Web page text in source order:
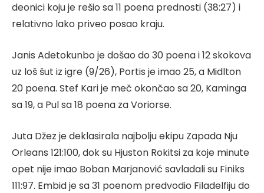
deonici koju je rešio sa 11 poena prednosti (38:27) i
relativno lako priveo posao kraju.
Janis Adetokunbo je došao do 30 poena i 12 skokova
uz loš šut iz igre (9/26), Portis je imao 25, a Midlton
20 poena. Stef Kari je meč okončao sa 20, Kaminga
sa 19, a Pul sa 18 poena za Voriorse.
Juta Džez je deklasirala najbolju ekipu Zapada Nju
Orleans 121:100, dok su Hjuston Rokitsi za koje minute
opet nije imao Boban Marjanović savladali su Finiks
111:97. Embid je sa 31 poenom predvodio Filadelfiju do